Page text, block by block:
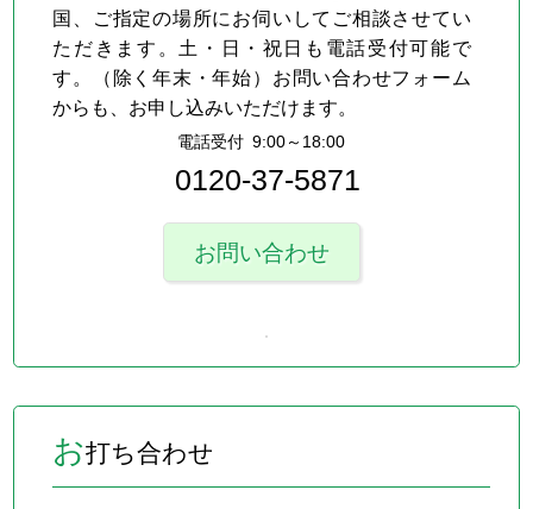
国、ご指定の場所にお伺いしてご相談させてい
ただきます。土・日・祝日も電話受付可能で
す。（除く年末・年始）お問い合わせフォーム
からも、お申し込みいただけます。
電話受付 9:00～18:00
0120-37-5871
お問い合わせ
お打ち合わせ